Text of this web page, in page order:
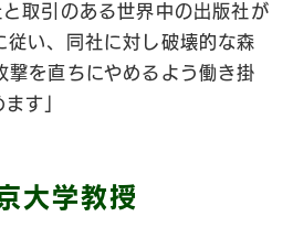
取引のある世界中の出版社が
従い、同社に対し破壊的な森
撃を直ちにやめるよう働き掛
す」
大学教授